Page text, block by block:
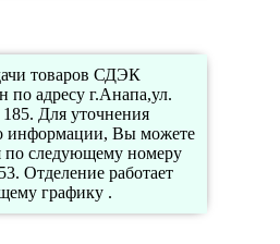
товаров СДЭК
по адресу г.Анапа,ул.
Для уточнения
информации, Вы можете
по следующему номеру
Отделение работает
графику .